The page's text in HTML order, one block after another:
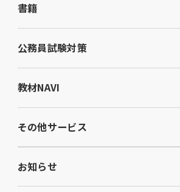
書籍
公務員試験
教員採用試験
就職・資格・検定
教育・学参
ビジネス
生活実用・教養
心理学
公務員試験対策
公務員試験について知る
通信講座
動画で学ぶ【公務員合格】シリーズ
書籍
模擬試験
教材NAVI
高等学校向け事業
大学・短期大学向け事業
専門学校向け事業
その他サービス
ウェルネス(心理検査他)
児童発達支援事業
お知らせ